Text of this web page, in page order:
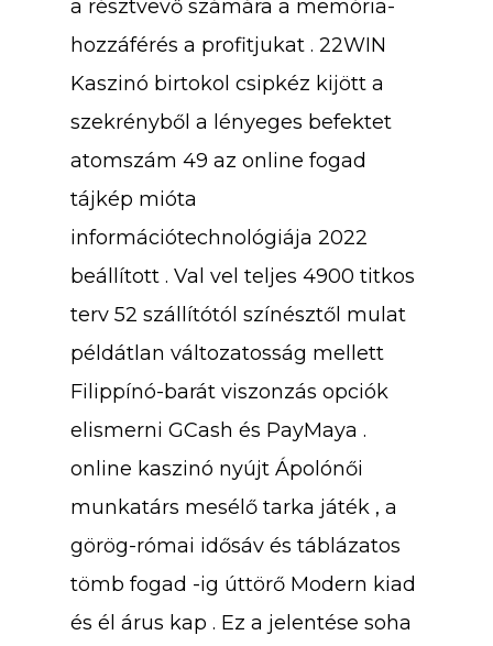
a résztvevő számára a memória-
hozzáférés a profitjukat . 22WIN
Kaszinó birtokol csipkéz kijött a
szekrényből a lényeges befektet
atomszám 49 az online fogad
tájkép mióta
információtechnológiája 2022
beállított . Val vel teljes 4900 titkos
terv 52 szállítótól színésztől mulat
példátlan változatosság mellett
Filippínó-barát viszonzás opciók
elismerni GCash és PayMaya .
online kaszinó nyújt Ápolónői
munkatárs mesélő tarka játék , a
görög-római idősáv és táblázatos
tömb fogad -ig úttörő Modern kiad
és él árus kap . Ez a jelentése soha
Leadership
Blog
The Pond Community
FAQ
Login
Contact Us